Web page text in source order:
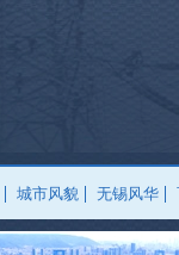
城市风貌 无锡风华